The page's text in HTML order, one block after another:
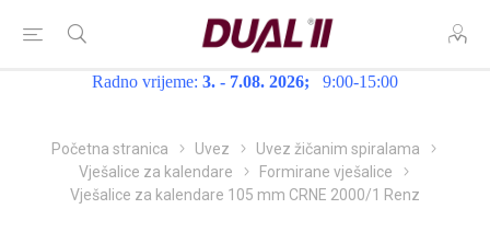
Radno vrijeme: 3. - 7.08. 2026; 9:00-15:00
Početna stranica Uvez
Uvez žičanim spiralama
Vješalice za kalendare
Formirane vješalice
Vješalice za kalendare 105 mm CRNE 2000/1 Renz